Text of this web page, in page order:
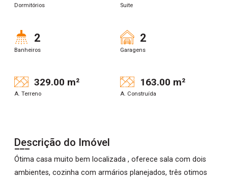
Dormitórios Suite
2
Banheiros
2
Garagens
329.00 m²
A. Terreno
163.00 m²
A. Construída
Descrição do Imóvel
Ótima casa muito bem localizada , oferece sala com dois
ambientes, cozinha com armários planejados, três otimos